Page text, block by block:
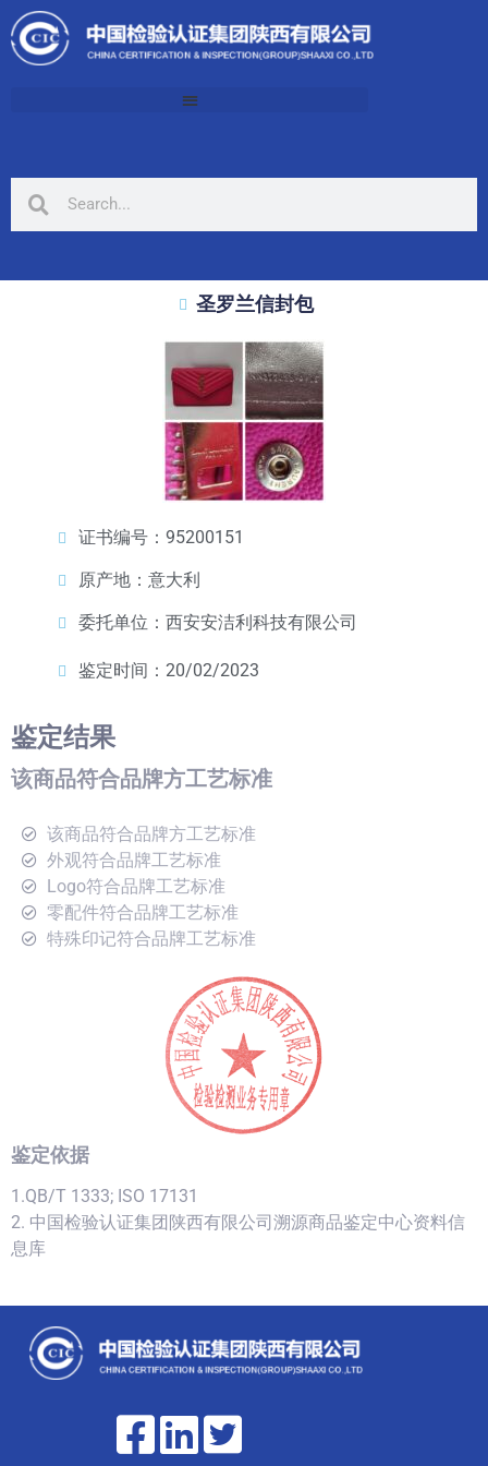
圣罗兰信封包
证书编号：95200151
原产地：意大利
委托单位：西安安洁利科技有限公司
鉴定时间：20/02/2023
鉴定结果
该商品符合品牌方工艺标准
该商品符合品牌方工艺标准
外观符合品牌工艺标准
Logo符合品牌工艺标准
零配件符合品牌工艺标准
特殊印记符合品牌工艺标准
鉴定依据
1.QB/T 1333; ISO 17131
2. 中国检验认证集团陕西有限公司溯源商品鉴定中心资料信
息库